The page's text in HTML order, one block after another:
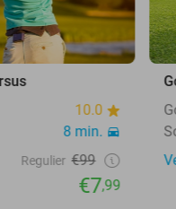
10.0
8 min.
Regulier €99
€7,99